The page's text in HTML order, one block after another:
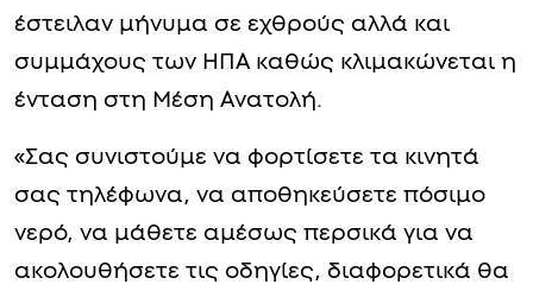
έστειλαν μήνυμα σε εχθρούς αλλά και
συμμάχους των ΗΠΑ καθώς κλιμακώνεται η
ένταση στη Μέση Ανατολή.
«Σας συνιστούμε να φορτίσετε τα κινητά
σας τηλέφωνα, να αποθηκεύσετε πόσιμο
νερό, να μάθετε αμέσως περσικά για να
ακολουθήσετε τις οδηγίες, διαφορετικά θα